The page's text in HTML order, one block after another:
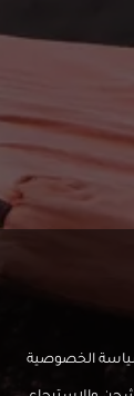
الخصوصية